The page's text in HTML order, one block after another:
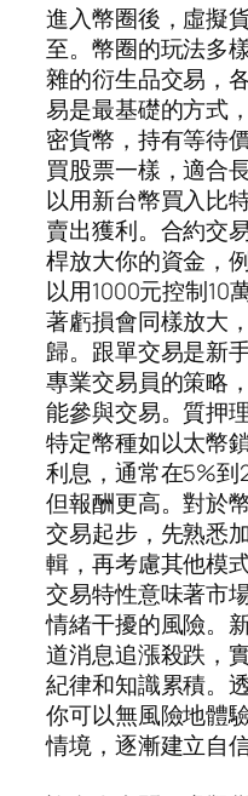
進入幣圈後，虛擬
至。幣圈的玩法多
雜的衍生品交易，
易是最基礎的方式
密貨幣，持有等待
買股票一樣，適合
以用新台幣買入比
賣出獲利。合約交
桿放大你的資金，
以用1000元控制10
著虧損會同樣放大
歸。跟單交易是新
專業交易員的策略
能參與交易。質押
特定幣種如以太幣
利息，通常在5%
但報酬更高。對於
交易起步，先熟悉
輯，再考慮其他模
交易特性意味著市
情緒干擾的風險。
道消息追漲殺跌，
紀律和知識累積。
你可以無風險地體
情境，逐漸建立自信